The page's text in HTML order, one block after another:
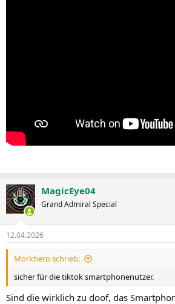
MagicEye04
Grand Admiral Special
12.04.2026
Morkhero schrieb:
sicher für die tiktok smartphonenutzer.
Sind die wirklich zu doof, das